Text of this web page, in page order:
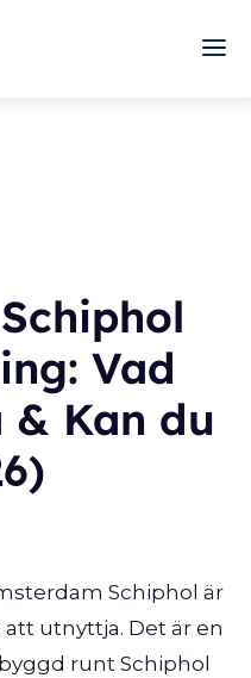
Vad
Kan du
Schiphol är
att utnyttja. Det är en
runt Schiphol